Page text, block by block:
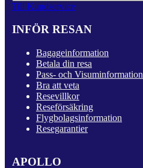
Till Kundservice
INFÖR RESAN
Bagageinformation
Betala din resa
Pass- och Visuminformation
Bra att veta
Resevillkor
Reseförsäkring
Flygbolagsinformation
Resegarantier
APOLLO